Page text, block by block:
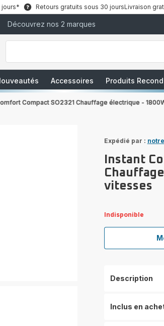
jours* Retours gratuits sous 30 joursLivraison
Découvrez nos 2 marques
Que
recherchez-
Accessoires Produits
Compact SO2321 Chauffage électrique -
Expédié par :
Instant
vitesses
Indisponible
Description
Inclus en